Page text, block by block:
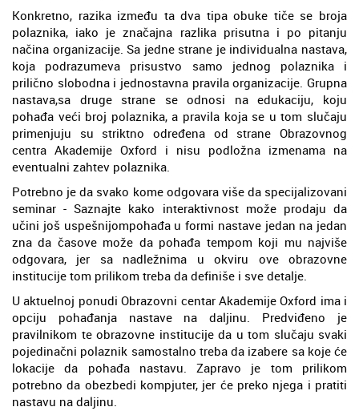
Konkretno, razika između ta dva tipa obuke tiče se broja
polaznika, iako je značajna razlika prisutna i po pitanju
načina organizacije. Sa jedne strane je individualna nastava,
koja podrazumeva prisustvo samo jednog polaznika i
prilično slobodna i jednostavna pravila organizacije. Grupna
nastava,sa druge strane se odnosi na edukaciju, koju
pohađa veći broj polaznika, a pravila koja se u tom slučaju
primenjuju su striktno određena od strane Obrazovnog
centra Akademije Oxford i nisu podložna izmenama na
eventualni zahtev polaznika.
Potrebno je da svako kome odgovara više da specijalizovani
seminar - Saznajte kako interaktivnost može prodaju da
učini još uspešnijompohađa u formi nastave jedan na jedan
zna da časove može da pohađa tempom koji mu najviše
odgovara, jer sa nadležnima u okviru ove obrazovne
institucije tom prilikom treba da definiše i sve detalje.
U aktuelnoj ponudi Obrazovni centar Akademije Oxford ima i
opciju pohađanja nastave na daljinu. Predviđeno je
pravilnikom te obrazovne institucije da u tom slučaju svaki
pojedinačni polaznik samostalno treba da izabere sa koje će
lokacije da pohađa nastavu. Zapravo je tom prilikom
potrebno da obezbedi kompjuter, jer će preko njega i pratiti
nastavu na daljinu.